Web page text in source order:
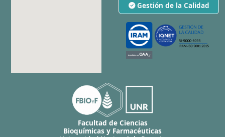
Gestión de la Calidad
Facultad de Ciencias
Bioquímicas y Farmacéuticas